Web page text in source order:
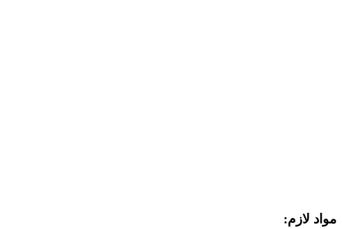
مواد لازم: